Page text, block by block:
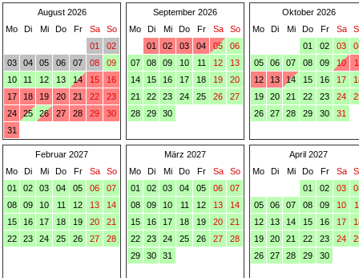
August 2026
Mo
Di Mi Do Fr Sa
So
01
02
03
04 05 06 07 08
09
10
11 12 13 14 15
16
17
18 19 20 21 22
23
24
25 26 27 28 29
30
31
September 2026
Mo
Di Mi Do Fr Sa
So
01
02 03 04 05
06
07
08 09 10 11 12
13
14
15 16 17 18 19
20
21
22 23 24 25 26
27
28
29 30
Oktober 2026
Mo
Di Mi Do Fr Sa
01
02 03
05
06 07 08 09 10
12
13 14 15 16 17
19
20 21 22 23 24
26
27 28 29 30 31
Februar 2027
Mo
Di Mi Do Fr Sa
So
01
02 03 04 05 06
07
08
09 10 11 12 13
14
15
16 17 18 19 20
21
22
23 24 25 26 27 28
März 2027
Mo
Di Mi Do Fr Sa
So
01
02 03 04 05 06
07
08
09 10 11 12 13
14
15
16 17 18 19 20
21
22
23 24 25 26 27
28
29
30 31
April 2027
Mo
Di Mi Do Fr Sa
01
02 03
05
06 07 08 09 10
12
13 14 15 16 17
19
20 21 22 23 24
26
27 28 29 30